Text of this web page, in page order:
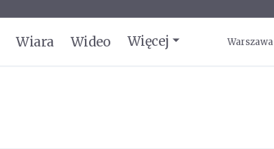
Wiara Wideo Więcej Warszawa